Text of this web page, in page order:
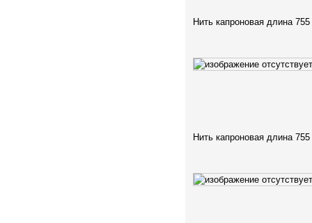
Нить капроновая длина
Нить капроновая длина